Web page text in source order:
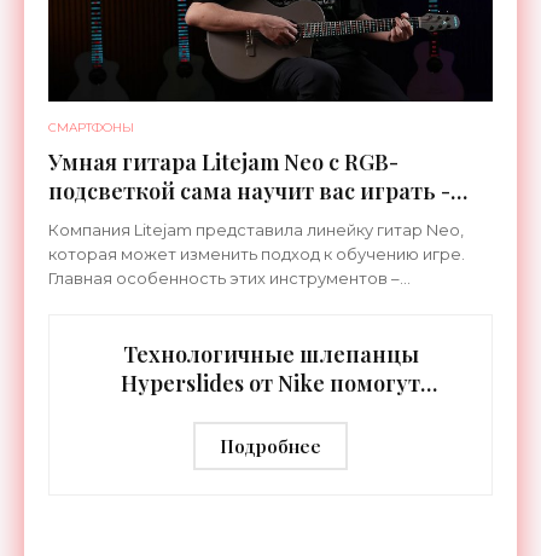
СМАРТФОНЫ
Умная гитара Litejam Neo с RGB-
подсветкой сама научит вас играть -
«Гаджеты»
Компания Litejam представила линейку гитар Neo,
которая может изменить подход к обучению игре.
Главная особенность этих инструментов –
Технологичные шлепанцы
Hyperslides от Nike помогут
тренировки - «Гаджеты»
Подробнее